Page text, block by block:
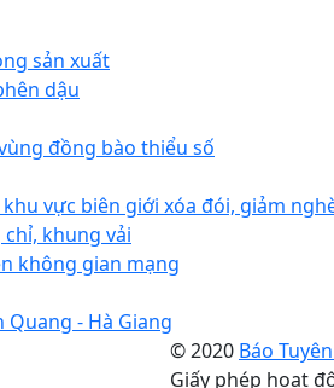
sản xuất
dậu
đồng bào thiểu số
vực biên giới xóa đói, giảm
khung vải
không gian mạng
- Hà Giang
© 2020 Báo
Giấy phép hoạt